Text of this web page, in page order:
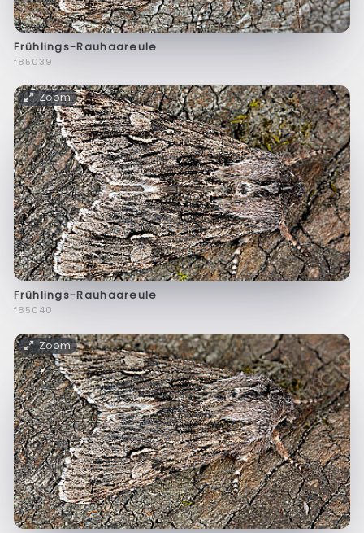
Frühlings-Rauhaareule
f85039
Zoom
Frühlings-Rauhaareule
f85040
Zoom